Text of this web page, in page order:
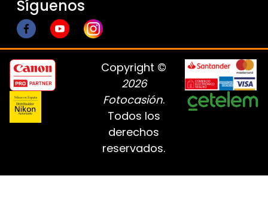
Síguenos
Copyright ©
2026
Fotocasión.
Todos los
derechos
reservados.